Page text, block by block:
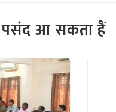
आ सकता हैं